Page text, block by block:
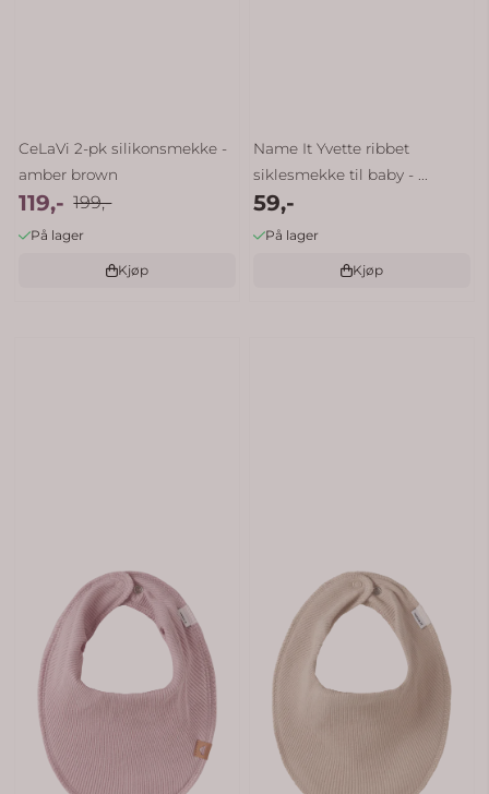
CeLaVi 2-pk silikonsmekke -
amber brown
119,- 199,-
På lager
Kjøp
Name It Yvette ribbet
siklesmekke til baby - ...
59,-
På lager
Kjøp